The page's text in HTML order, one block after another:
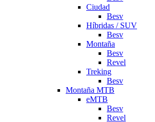
Ciudad
Besv
Híbridas / SUV
Besv
Montaña
Besv
Revel
Treking
Besv
Montaña MTB
eMTB
Besv
Revel